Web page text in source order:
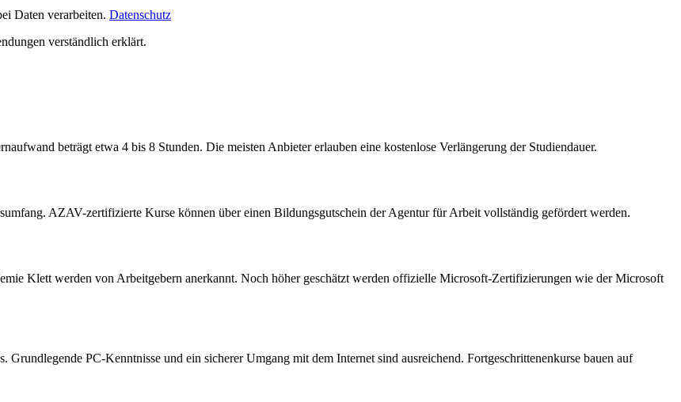
Daten verarbeiten. Datenschutz
verständlich erklärt.
beträgt etwa 4 bis 8 Stunden. Die meisten Anbieter erlauben eine kostenlose Verlängerung der Studiendauer.
AZAV-zertifizierte Kurse können über einen Bildungsgutschein der Agentur für Arbeit vollständig gefördert werden.
Klett werden von Arbeitgebern anerkannt. Noch höher geschätzt werden offizielle Microsoft-Zertifizierungen wie der Microsoft
PC-Kenntnisse und ein sicherer Umgang mit dem Internet sind ausreichend. Fortgeschrittenenkurse bauen auf